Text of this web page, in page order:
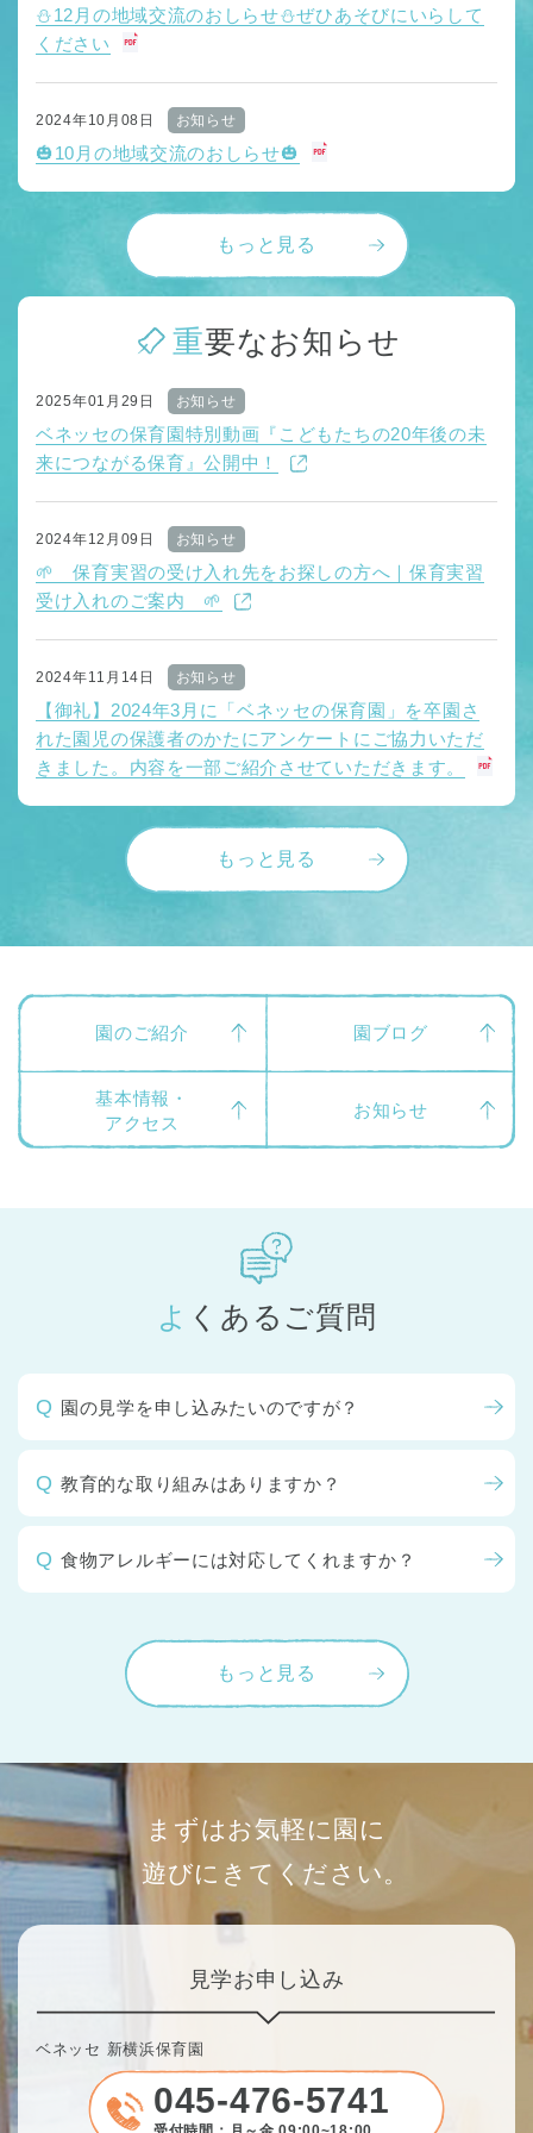
⛄12月の地域交流のおしらせ⛄ぜひあそびにいらして
ください
2024年10月08日 お知らせ
🎃10月の地域交流のおしらせ🎃
もっと見る
重要なお知らせ
2025年01月29日 お知らせ
ベネッセの保育園特別動画『こどもたちの20年後の未
来につながる保育』公開中！
2024年12月09日 お知らせ
🌱 保育実習の受け入れ先をお探しの方へ｜保育実習
受け入れのご案内 🌱
2024年11月14日 お知らせ
【御礼】2024年3月に「ベネッセの保育園」を卒園さ
れた園児の保護者のかたにアンケートにご協力いただ
きました。内容を一部ご紹介させていただきます。
もっと見る
園のご紹介 園ブログ
基本情報・
アクセス
お知らせ
よくあるご質問
園の見学を申し込みたいのですが？
教育的な取り組みはありますか？
食物アレルギーには対応してくれますか？
もっと見る
まずはお気軽に園に
遊びにきてください。
見学お申し込み
ベネッセ 新横浜保育園
045-476-5741